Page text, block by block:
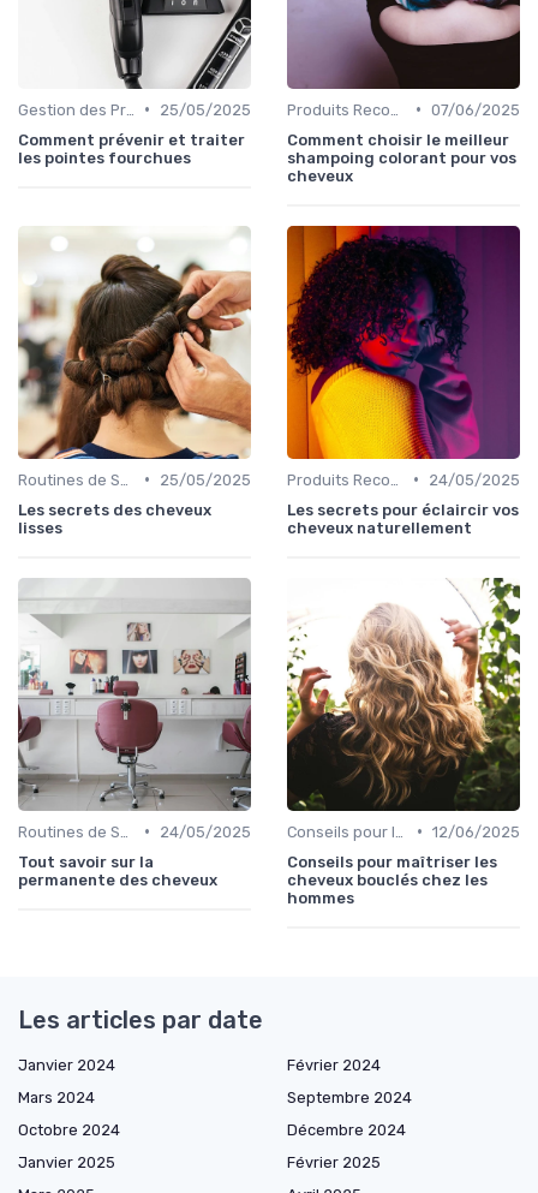
•
25/05/2025
Comment prévenir et traiter
les pointes fourchues
• 07/06/2025
Comment choisir le meilleur
shampoing colorant pour vos
cheveux
•
25/05/2025
Les secrets des cheveux
lisses
•
24/05/2025
Les secrets pour éclaircir vos
cheveux naturellement
•
24/05/2025
Tout savoir sur la
permanente des cheveux
• 12/06/2025
Conseils pour maîtriser les
cheveux bouclés chez les
hommes
Les articles par date
Janvier 2024
Février 2024
Mars 2024
Septembre 2024
Octobre 2024
Décembre 2024
Janvier 2025
Février 2025